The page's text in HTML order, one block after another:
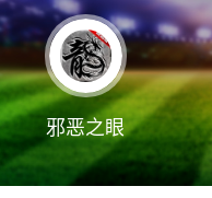
邪恶之眼